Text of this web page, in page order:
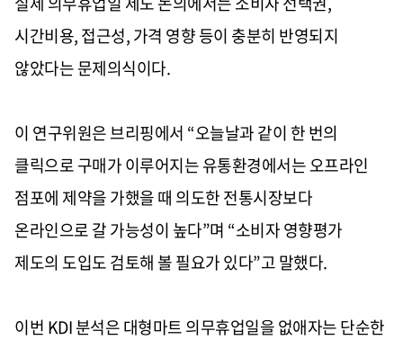
시간비용, 접근성, 가격 영향 등이 충분히 반영되지
않았다는 문제의식이다.
이 연구위원은 브리핑에서 “오늘날과 같이 한 번의
클릭으로 구매가 이루어지는 유통환경에서는 오프라인
점포에 제약을 가했을 때 의도한 전통시장보다
온라인으로 갈 가능성이 높다”며 “소비자 영향평가
제도의 도입도 검토해 볼 필요가 있다”고 말했다.
이번 KDI 분석은 대형마트 의무휴업일을 없애자는 단순한